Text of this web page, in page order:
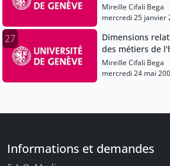
Mireille Cifali Bega
mercredi 25 janvier
27
Dimensions
des métiers de
Mireille Cifali Bega
mercredi 24 mai
Informations et demandes